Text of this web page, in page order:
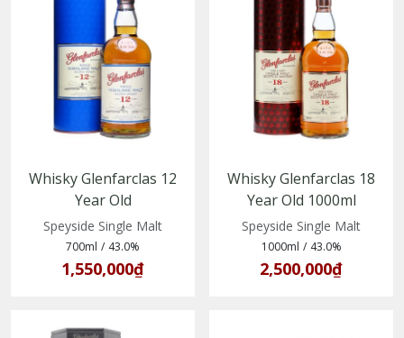
Whisky Glenfarclas 12
Year Old
(5018066112433)
Speyside Single Malt
700ml / 43.0%
1,550,000₫
Whisky Glenfarclas 18
Year Old 1000ml
(5018066120087)
Speyside Single Malt
1000ml / 43.0%
2,500,000₫